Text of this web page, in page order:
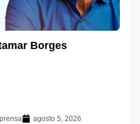
Borges
agosto 5, 2026